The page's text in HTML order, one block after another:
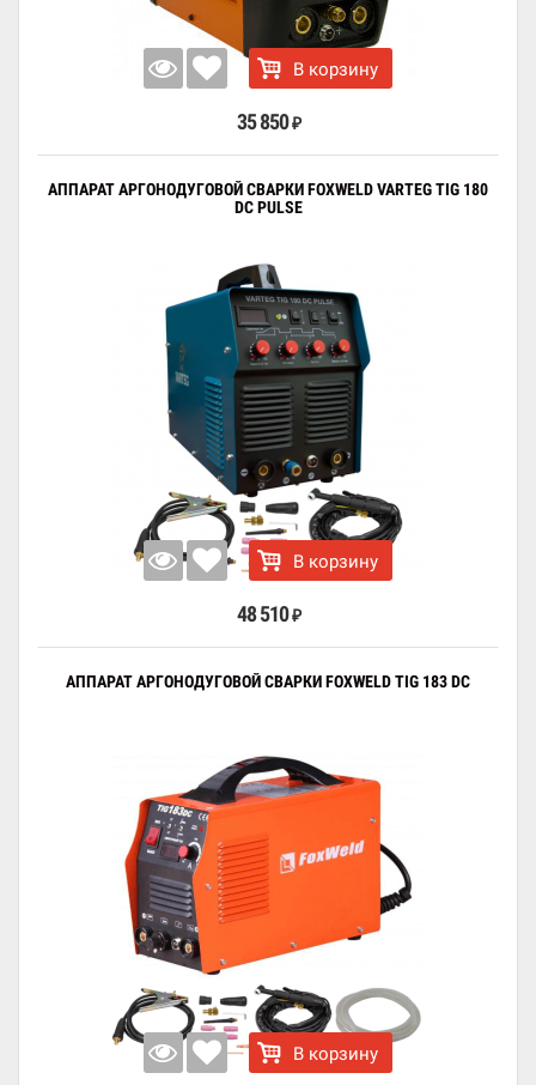
В корзину
35 850 ₽
АППАРАТ АРГОНОДУГОВОЙ СВАРКИ FOXWELD VARTEG TIG 180
DC PULSE
В корзину
48 510 ₽
АППАРАТ АРГОНОДУГОВОЙ СВАРКИ FOXWELD TIG 183 DC
В корзину